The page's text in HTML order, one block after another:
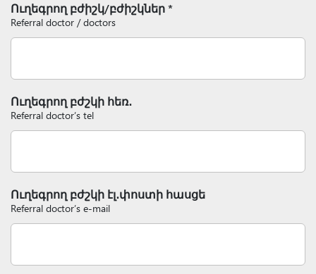
Ուղեգրող բժիշկ/բժիշկներ *
Referral doctor / doctors
Ուղեգրող բժշկի հեռ․
Referral doctor’s tel
Ուղեգրող բժշկի էլ․փոստի հասցե
Referral doctor’s e-mail